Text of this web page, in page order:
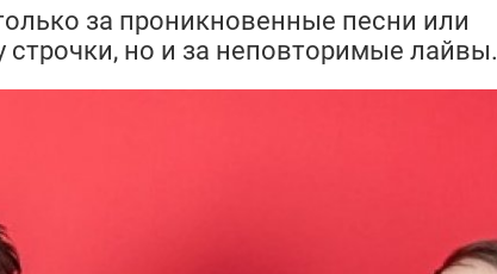
за проникновенные песни или
но и за неповторимые лайвы.